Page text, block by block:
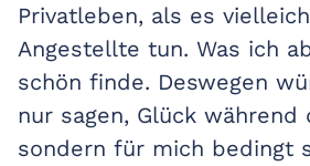
Privatleben, als es
Angestellte tun. Was ich
schön finde. Deswegen
nur sagen, Glück während
sondern für mich bedingt